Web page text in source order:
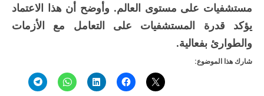
مستشفيات على مستوى العالم. وأوضح أن هذا الاعتماد
يؤكد قدرة المستشفيات على التعامل مع الأزمات
والطوارئ بفعالية.
شارك هذا الموضوع: